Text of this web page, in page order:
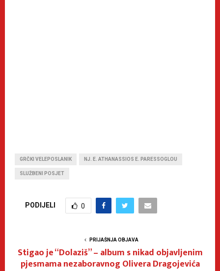
GRČKI VELEPOSLANIK NJ. E. ATHANASSIOS E. PARESSOGLOU
SLUŽBENI POSJET
PODIJELI 0
PRIJAŠNJA OBJAVA
Stigao je “Dolaziš” – album s nikad objavljenim
pjesmama nezaboravnog Olivera Dragojevića